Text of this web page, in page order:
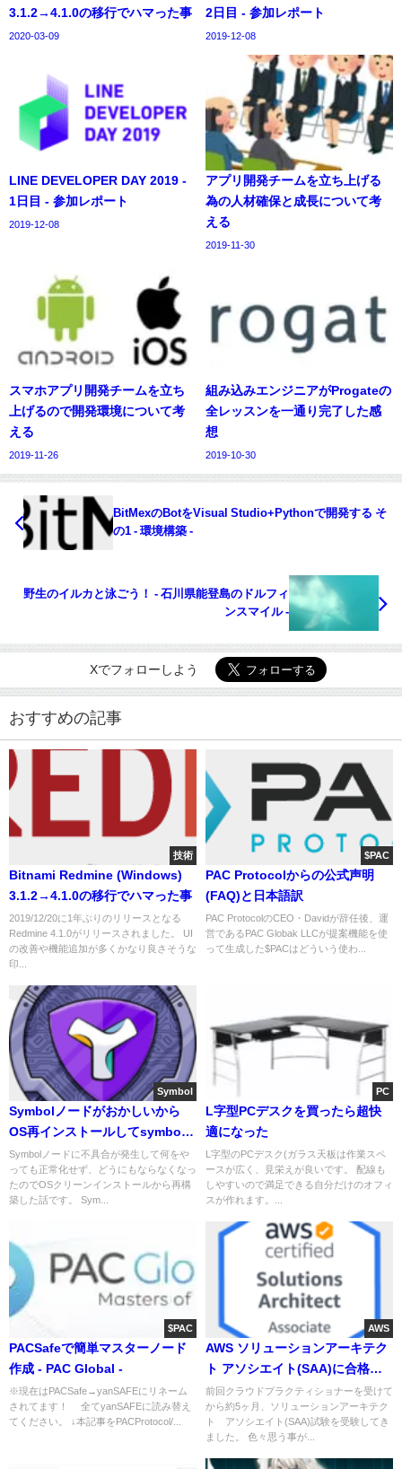
3.1.2→4.1.0の移行でハマった事
2020-03-09
2日目 - 参加レポート
2019-12-08
LINE DEVELOPER DAY 2019 -
1日目 - 参加レポート
2019-12-08
アプリ開発チームを立ち上げる
為の人材確保と成長について考
える
2019-11-30
スマホアプリ開発チームを立ち
上げるので開発環境について考
える
2019-11-26
組み込みエンジニアがProgateの
全レッスンを一通り完了した感
想
2019-10-30
BitMexのBotをVisual Studio+Pythonで開発する そ
の1 - 環境構築 -
野生のイルカと泳ごう！ - 石川県能登島のドルフィ
ンスマイル -
Xでフォローしよう
おすすめの記事
技術
Bitnami Redmine (Windows)
3.1.2→4.1.0の移行でハマった事
2019/12/20に1年ぶりのリリースとなる
Redmine 4.1.0がリリースされました。 UI
の改善や機能追加が多くかなり良さそうな
印...
$PAC
PAC Protocolからの公式声明
(FAQ)と日本語訳
PAC ProtocolのCEO・Davidが辞任後、運
営であるPAC Globak LLCが提案機能を使
って生成した$PACはどういう使わ...
Symbol
Symbolノードがおかしいから
OS再インストールしてsymbol-
bootstrapを再構築した
Symbolノードに不具合が発生して何をや
っても正常化せず、どうにもならなくなっ
たのでOSクリーンインストールから再構
築した話です。 Sym...
PC
L字型PCデスクを買ったら超快
適になった
L字型のPCデスク(ガラス天板は作業スペ
ースが広く、見栄えが良いです。 配線も
しやすいので満足できる自分だけのオフィ
スが作れます。...
$PAC
PACSafeで簡単マスターノード
作成 - PAC Global -
※現在はPACSafe→yanSAFEにリネーム
されてます！ 全てyanSAFEに読み替え
てください。 ↓本記事をPACProtocol/...
AWS
AWS ソリューションアーキテク
ト アソシエイト(SAA)に合格し
たが、なめてはいけない
前回クラウドプラクティショナーを受けて
から約5ヶ月、ソリューションアーキテク
ト アソシエイト(SAA)試験を受験してき
ました。 色々思う事が...